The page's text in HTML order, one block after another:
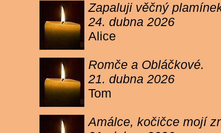
Zapaluji věčný
24. dubna 2026
Alice
Romče a Obláčkové.
21. dubna 2026
Tom
Amálce, kočičce mojí